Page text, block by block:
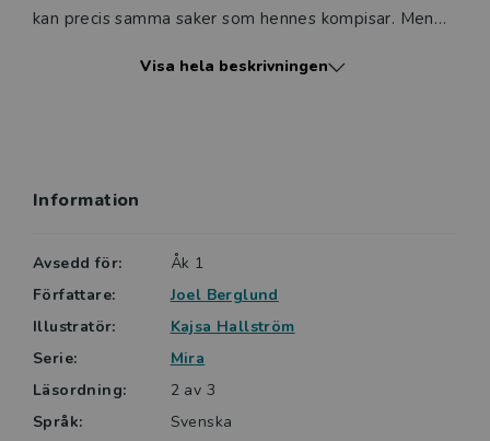
kan precis samma saker som hennes kompisar. Men
som många kan känna igen sig i!
Visa hela beskrivningen
Information
Avsedd för:
Åk 1
Författare:
Joel Berglund
Illustratör:
Kajsa Hallström
Serie:
Mira
Läsordning:
2 av 3
Språk:
Svenska